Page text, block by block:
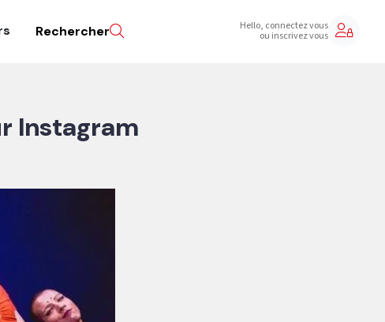
Rechercher Hello, connectez vous
ou inscrivez vous
Instagram